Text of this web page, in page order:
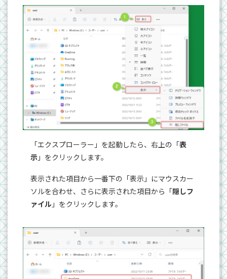
イルの検索やOneDriveの管理、
同一ネットワークに存在してい
るプリンターや機器の表示など、
色々なことができます。
「エクスプローラー」を起動したら、右上の「表
示 」をクリックします。
表示された項目から一番下の「表示」にマウスカー
ソルを合わせ、さらに表示された項目から「隠しフ
ァイル 」をクリックします。